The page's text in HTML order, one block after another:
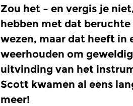
Zou het – en vergis je
hebben met dat beruchte
wezen, maar dat heeft in
weerhouden om
uitvinding van het
Scott kwamen al eens
meer!